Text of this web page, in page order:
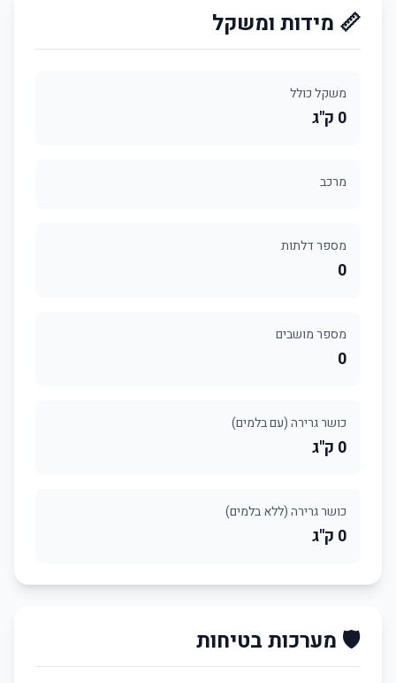
📏 מידות ומשקל
משקל כולל
0 ק"ג
מרכב
מספר דלתות
0
מספר מושבים
0
כושר גרירה (עם בלמים)
0 ק"ג
כושר גרירה (ללא בלמים)
0 ק"ג
🛡️ מערכות בטיחות